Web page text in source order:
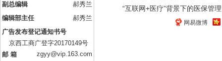
副总编辑
郝秀兰
编辑部主任
郝秀兰
广告发布登记通知书号
京西工商广登字20170149号
邮 箱
zgyy@vip.163.com
“互联网+医疗”背景下的医保管理
网易微博